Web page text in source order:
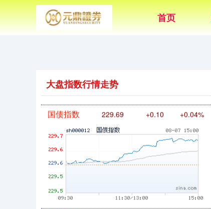
首页
大盘指数行情走势
基金指数 7242.10 +12.30 +0.17%
国债指数 229.69 +0.04%